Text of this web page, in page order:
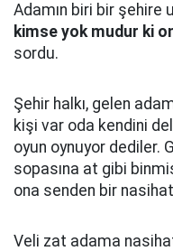
Adamın biri bir şehire
kimse yok mudur ki
sordu.
Şehir halkı, gelen
kişi var oda kendini
oyun oynuyor dediler.
sopasına at gibi
ona senden bir
Veli zat adama